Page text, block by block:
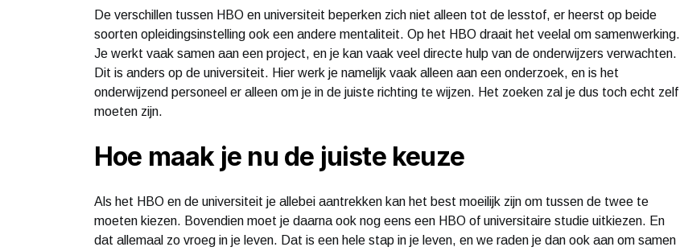
De verschillen tussen HBO en universiteit beperken zich niet alleen tot de lesstof, er heerst op beide
soorten opleidingsinstelling ook een andere mentaliteit. Op het HBO draait het veelal om samenwerking.
Je werkt vaak samen aan een project, en je kan vaak veel directe hulp van de onderwijzers verwachten.
Dit is anders op de universiteit. Hier werk je namelijk vaak alleen aan een onderzoek, en is het
onderwijzend personeel er alleen om je in de juiste richting te wijzen. Het zoeken zal je dus toch echt zelf
moeten zijn.
Hoe maak je nu de juiste keuze
Als het HBO en de universiteit je allebei aantrekken kan het best moeilijk zijn om tussen de twee te
moeten kiezen. Bovendien moet je daarna ook nog eens een HBO of universitaire studie uitkiezen. En
dat allemaal zo vroeg in je leven. Dat is een hele stap in je leven, en we raden je dan ook aan om samen